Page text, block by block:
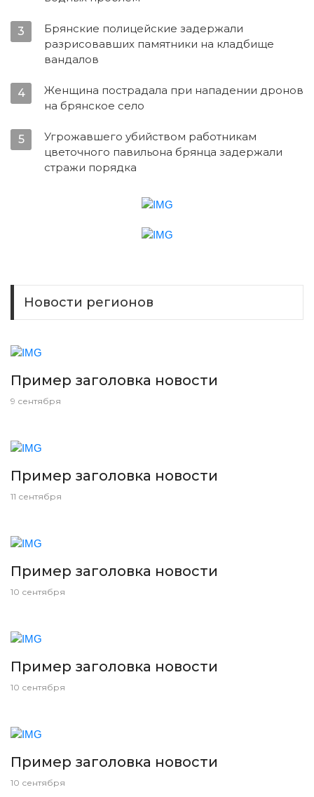
3
Брянские полицейские задержали
разрисовавших памятники на кладбище
вандалов
4
Женщина пострадала при нападении дронов
на брянское село
5
Угрожавшего убийством работникам
цветочного павильона брянца задержали
стражи порядка
Новости регионов
Пример заголовка новости
9 сентября
Пример заголовка новости
11 сентября
Пример заголовка новости
10 сентября
Пример заголовка новости
10 сентября
Пример заголовка новости
10 сентября